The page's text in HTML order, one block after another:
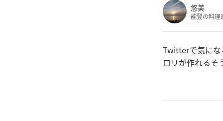
悠美
能登の料理
Twitterで気に
ロリが作れるそ